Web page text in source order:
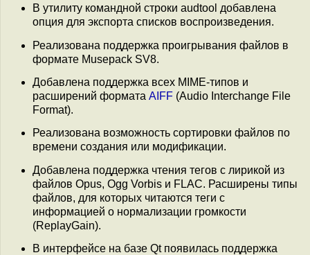
В утилиту командной строки audtool добавлена
опция для экспорта списков воспроизведения.
Реализована поддержка проигрывания файлов в
формате Musepack SV8.
Добавлена поддержка всех MIME-типов и
расширений формата AIFF (Audio Interchange File
Format).
Реализована возможность сортировки файлов по
времени создания или модификации.
Добавлена поддержка чтения тегов с лирикой из
файлов Opus, Ogg Vorbis и FLAC. Расширены типы
файлов, для которых читаются теги с
информацией о нормализации громкости
(ReplayGain).
В интерфейсе на базе Qt появилась поддержка